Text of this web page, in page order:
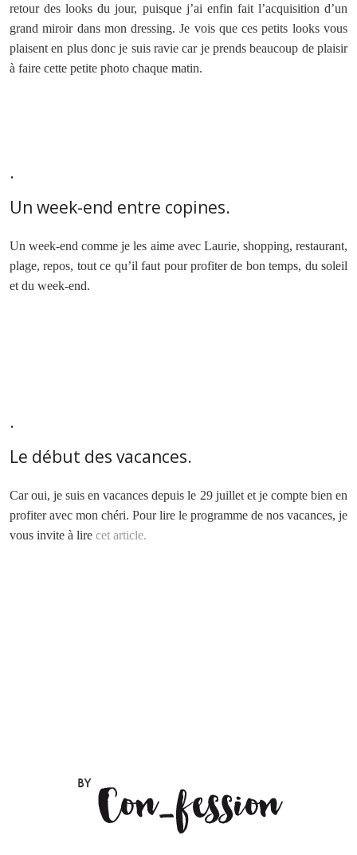
retour des looks du jour, puisque j’ai enfin fait l’acquisition d’un
grand miroir dans mon dressing. Je vois que ces petits looks vous
plaisent en plus donc je suis ravie car je prends beaucoup de plaisir
à faire cette petite photo chaque matin.
.
Un week-end entre copines.
Un week-end comme je les aime avec Laurie, shopping, restaurant,
plage, repos, tout ce qu’il faut pour profiter de bon temps, du soleil
et du week-end.
.
Le début des vacances.
Car oui, je suis en vacances depuis le 29 juillet et je compte bien en
profiter avec mon chéri. Pour lire le programme de nos vacances, je
vous invite à lire cet article.